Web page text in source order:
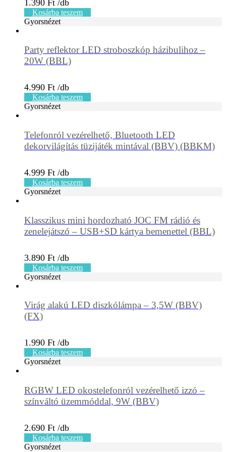
1.390 Ft
Kosárba teszem
Gyorsnézet
Party reflektor LED stroboszkóp házibulihoz –
20W (BBL)
4.990 Ft
Kosárba teszem
Gyorsnézet
Telefonról vezérelhető, Bluetooth LED
dekorvilágítás tüzijáték mintával (BBV) (BBKM)
4.999 Ft
Kosárba teszem
Gyorsnézet
Klasszikus mini hordozható JOC FM rádió és
zenelejátszó – USB+SD kártya bemenettel (BBL)
3.890 Ft
Kosárba teszem
Gyorsnézet
Virág alakú LED diszkólámpa – 3,5W (BBV)
(FX)
1.990 Ft
Kosárba teszem
Gyorsnézet
RGBW LED okostelefonról vezérelhető izzó –
színváltó üzemmóddal, 9W (BBV)
2.690 Ft
Kosárba teszem
Gyorsnézet